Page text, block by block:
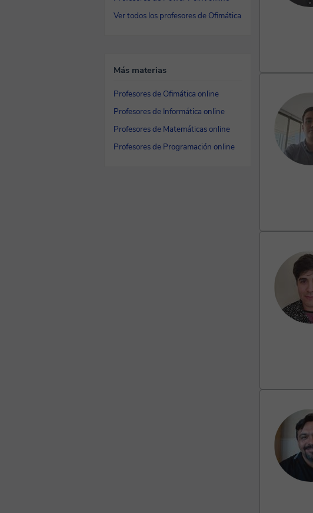
Ver todos los profesores de Ofimática
Más materias
Profesores de Ofimática online
Profesores de Informática online
Profesores de Matemáticas online
Profesores de Programación online